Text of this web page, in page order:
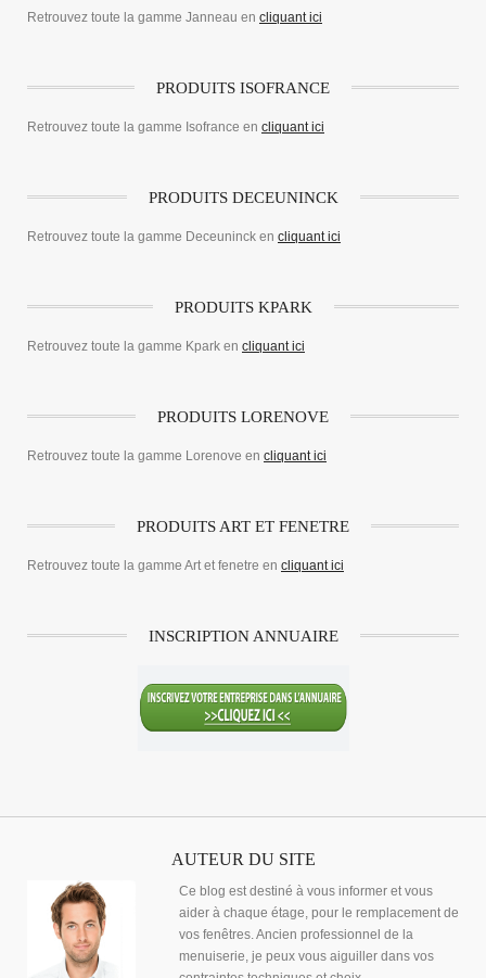
Retrouvez toute la gamme Janneau en cliquant ici
PRODUITS ISOFRANCE
Retrouvez toute la gamme Isofrance en cliquant ici
PRODUITS DECEUNINCK
Retrouvez toute la gamme Deceuninck en cliquant ici
PRODUITS KPARK
Retrouvez toute la gamme Kpark en cliquant ici
PRODUITS LORENOVE
Retrouvez toute la gamme Lorenove en cliquant ici
PRODUITS ART ET FENETRE
Retrouvez toute la gamme Art et fenetre en cliquant ici
INSCRIPTION ANNUAIRE
AUTEUR DU SITE
Ce blog est destiné à vous informer et vous
aider à chaque étage, pour le remplacement de
vos fenêtres. Ancien professionnel de la
menuiserie, je peux vous aiguiller dans vos